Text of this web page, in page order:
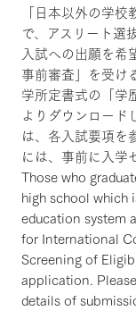
「日本以外の学
で、アスリート選
入試への出願を希
事前審査」を受け
学所定書式の「学
よりダウンロード
は、各入試要項を
には、事前に入学
Those who
high school which
education system
for International
Screening of
application.
details of